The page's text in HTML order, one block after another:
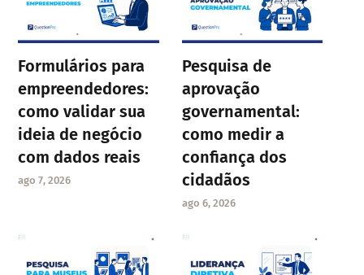
Formulários para
empreendedores:
como validar sua
ideia de negócio
com dados reais
ago 7, 2026
Pesquisa de
aprovação
governamental:
como medir a
confiança dos
cidadãos
ago 6, 2026